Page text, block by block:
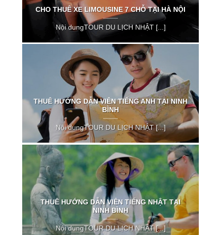
CHO THUÊ XE LIMOUSINE 7 CHỖ TẠI HÀ NỘI
Nội dungTOUR DU LỊCH NHẬT [...]
THUÊ HƯỚNG DẪN VIÊN TIẾNG ANH TẠI NINH
BÌNH
Nội dungTOUR DU LỊCH NHẬT [...]
THUÊ HƯỚNG DẪN VIÊN TIẾNG NHẬT TẠI
NINH BÌNH
Nội dungTOUR DU LỊCH NHẬT [...]